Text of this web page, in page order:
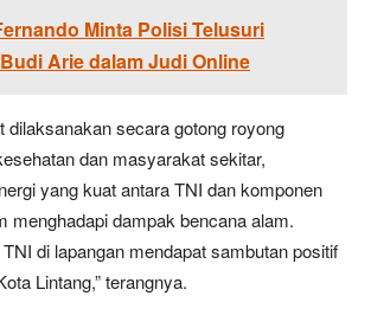
Minta Polisi Telusuri
Arie dalam Judi Online
dilaksanakan secara gotong royong
dan masyarakat sekitar,
yang kuat antara TNI dan komponen
menghadapi dampak bencana alam.
di lapangan mendapat sambutan positif
Lintang,” terangnya.